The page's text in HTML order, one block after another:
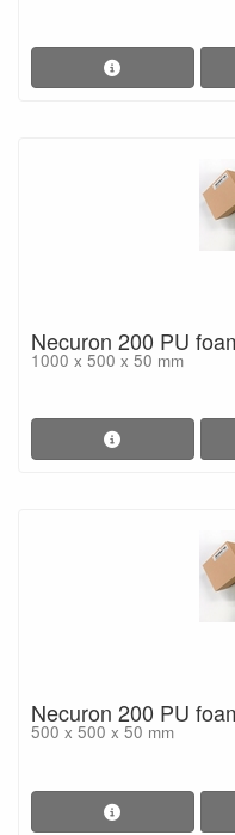
Necuron 200 PU
1000 x 500 x 50 mm
Necuron 200 PU
500 x 500 x 50 mm